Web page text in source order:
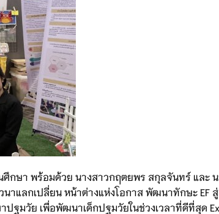
า พร้อมด้วย นางสาวกฤตยพร สกุลจันทร์ และ น
แลกเปลี่ยน หน้าต่างแห่งโอกาส พัฒนาทักษะ EF สู่
ฐมวัย เพื่อพัฒนาเด็กปฐมวัยในช่วงเวลาที่ดีที่สุด